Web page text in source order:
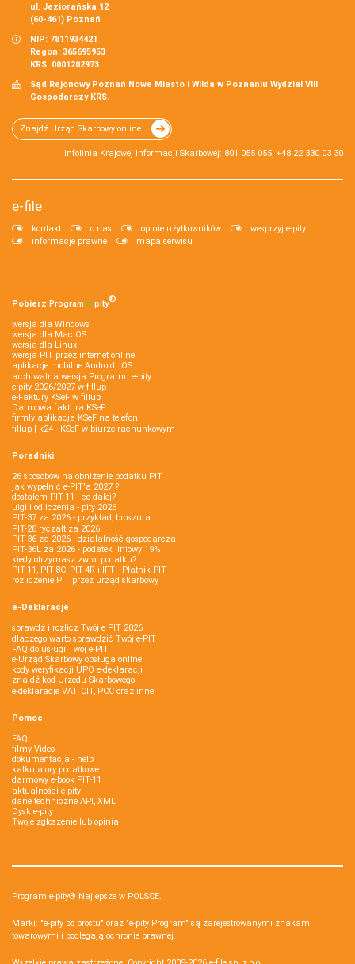
ul. Jeziorańska 12
(60-461) Poznań
NIP: 7811934421
Regon: 365695953
KRS: 0001202973
Sąd Rejonowy Poznań Nowe Miasto i Wilda w Poznaniu Wydział VIII
Gospodarczy KRS.
Znajdź Urząd Skarbowy online
Infolinia Krajowej Informacji Skarbowej: 801 055 055, +48 22 330 03 30
e-file
kontakt o nas opinie użytkowników
wesprzyj e-pity
informacje prawne
mapa serwisu
Pobierz Program e‑pity®
wersja dla Windows
wersja dla Mac OS
wersja dla Linux
wersja PIT przez internet online
aplikacje mobilne Android, iOS
archiwalna wersja Programu e-pity
e-pity 2026/2027 w fillup
e‑Faktury KSeF w fillup
Darmowa faktura KSeF
firmly aplikacja KSeF na telefon
fillup | k24 - KSeF w biurze rachunkowym
Poradniki
26 sposobów na obniżenie podatku PIT
jak wypełnić e-PIT'a 2027 ?
dostałem PIT-11 i co dalej?
ulgi i odliczenia - pity 2026
PIT-37 za 2026 - przykład, broszura
PIT-28 ryczałt za 2026
PIT-36 za 2026 - działalność gospodarcza
PIT-36L za 2026 - podatek liniowy 19%
kiedy otrzymasz zwrot podatku?
PIT-11, PIT-8C, PIT-4R i IFT - Płatnik PIT
rozliczenie PIT przez urząd skarbowy
e-Deklaracje
sprawdź i rozlicz Twój e PIT 2026
dlaczego warto sprawdzić Twój e-PIT
FAQ do usługi Twój e-PIT
e-Urząd Skarbowy obsługa online
kody weryfikacji UPO e-deklaracji
znajdź kod Urzędu Skarbowego
e-deklaracje VAT, CIT, PCC oraz inne
Pomoc
FAQ
filmy Video
dokumentacja - help
kalkulatory podatkowe
darmowy e-book PIT-11
aktualności e-pity
dane techniczne API, XML
Dysk e-pity
Twoje zgłoszenie lub opinia
Program e-pity® Najlepsze w POLSCE.
Marki: "e-pity po prostu" oraz "e-pity Program" są zarejestrowanymi znakami
towarowymi i podlegają ochronie prawnej.